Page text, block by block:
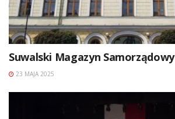
Suwalski Magazyn Samorządowy
23 MAJA 2025